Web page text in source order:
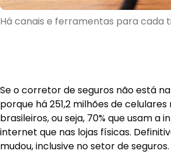
Há canais e ferramentas para cada
Se o corretor de seguros não está
porque há 251,2 milhões de celulares
brasileiros, ou seja, 70% que usam a
internet que nas lojas físicas.
mudou, inclusive no setor de seguros.